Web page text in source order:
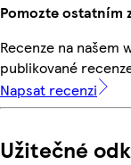
Pomozte ostatním
Recenze na našem
publikované
Napsat recenzi
Užitečné